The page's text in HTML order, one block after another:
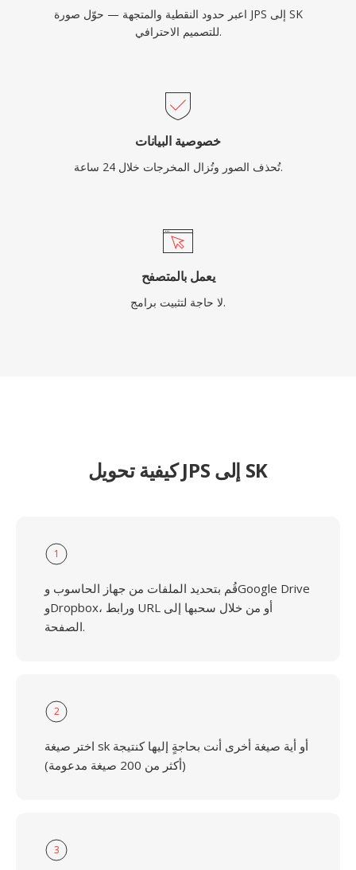
اعبر حدود النقطية والمتجهة — حوّل صورة JPS إلى SK
للتصميم الاحترافي.
خصوصية البيانات
تُحذف الصور وتُزال المخرجات خلال 24 ساعة.
يعمل بالمتصفح
لا حاجة لتثبيت برامج.
كيفية تحويل JPS إلى SK
1
قُم بتحديد الملفات من جهاز الحاسوب وGoogle Drive
وDropbox، ورابط URL أو من خلال سحبها إلى
الصفحة.
2
اختر صيغة sk أو أية صيغة أخرى أنت بحاجةٍ إليها كنتيجة
(أكثر من 200 صيغة مدعومة)
3